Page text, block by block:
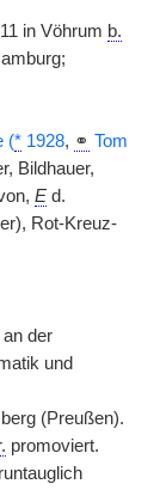
in Vöhrum b.
(* 1928, ⚭ Tom
Bildhauer,
E d.
Rot-Kreuz-
der
und
(Preußen).
promoviert.